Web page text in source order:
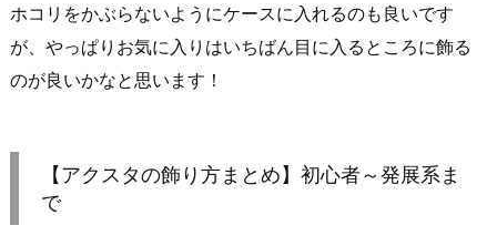
ホコリをかぶらないようにケースに入れるのも良いです
が、やっぱりお気に入りはいちばん目に入るところに飾る
のが良いかなと思います！
【アクスタの飾り方まとめ】初心者～発展系ま
で